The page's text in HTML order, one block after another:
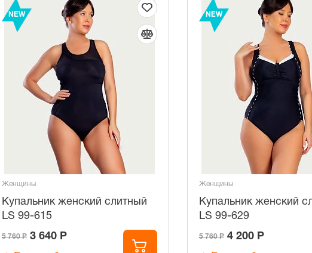
NEW
Женщины
Купальник женский слитный
LS 99-615
5 760 Р 3 640 Р
NEW
Женщины
Купальник женский
LS 99-629
5 760 Р 4 200 Р